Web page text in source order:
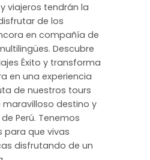
viajeros tendrán la
de los
en compañía de
Descubre
Éxito y transforma
en una experiencia
de nuestros tours
destino y
Perú. Tenemos
para que vivas
disfrutando de un